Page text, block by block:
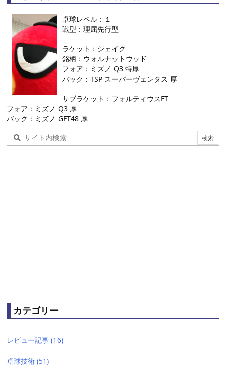
卓球レベル：１
戦型：理屈先行型
ラケット：シェイク
銘柄：ウォルナットウッド
フォア：ミズノ Q3 特厚
バック：TSP スーパーヴェンタス 厚
サブラケット：フォルティウスFT
フォア：ミズノ Q3 厚
バック：ミズノ GFT48 厚
カテゴリー
レビュー記事 (16)
卓球技術 (51)